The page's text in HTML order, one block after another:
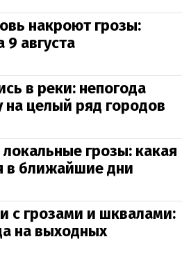
накроют грозы:
9 августа
в реки: непогода
на целый ряд городов
грозы: какая
в ближайшие дни
с грозами и шквалами:
на выходных